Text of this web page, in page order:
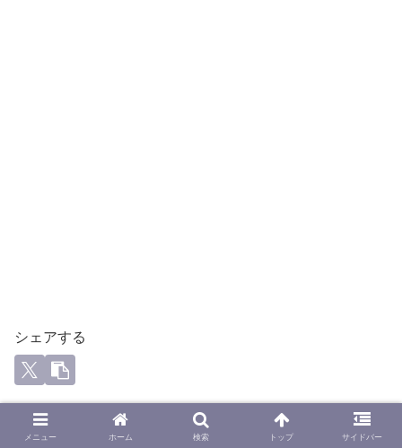
シェアする
third rhapsody (サード ラプソディ)をフォローする
メニュー ホーム 検索 トップ サイドバー